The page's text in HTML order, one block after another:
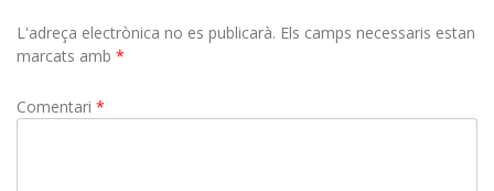
L'adreça electrònica no es publicarà. Els camps necessaris estan
marcats amb *
Comentari *